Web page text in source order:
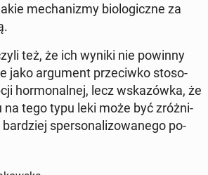
me­cha­ni­zmy bio­lo­gicz­ne za
też, że ich wyniki nie powinny
jako ar­gu­ment prze­ciw­ko sto­so­
hor­mo­nal­nej, lecz wska­zów­ka, że
na tego typu leki może być zróż­ni­
sper­so­na­li­zo­wa­ne­go po­